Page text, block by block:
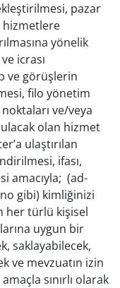
pazar
hizmetlere
yönelik
icrası
ve görüşlerin
filo yönetim
ve/veya
olan hizmet
ulaştırılan
ifası,
amacıyla; (ad-
gibi) kimliğinizi
her türlü kişisel
uygun bir
saklayabilecek,
ve mevzuatın izin
sınırlı olarak